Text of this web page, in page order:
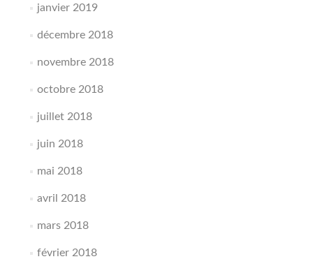
janvier 2019
décembre 2018
novembre 2018
octobre 2018
juillet 2018
juin 2018
mai 2018
avril 2018
mars 2018
février 2018